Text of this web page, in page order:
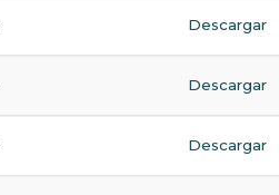
Descargar
Descargar
Descargar